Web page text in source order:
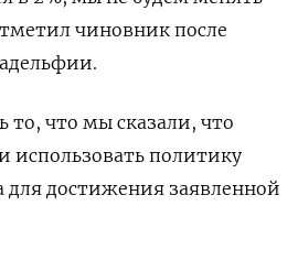
чиновник после
что мы сказали, что
использовать политику
для достижения заявленной